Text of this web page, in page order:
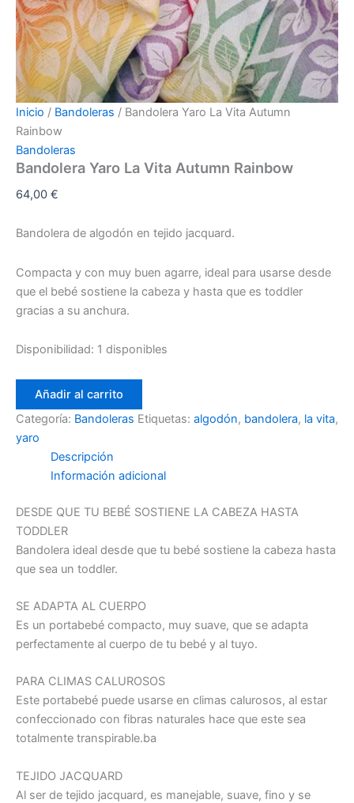
Inicio / Bandoleras / Bandolera Yaro La Vita Autumn
Rainbow
Bandoleras
Bandolera Yaro La Vita Autumn Rainbow
64,00 €
Bandolera de algodón en tejido jacquard.
Compacta y con muy buen agarre, ideal para usarse desde
que el bebé sostiene la cabeza y hasta que es toddler
gracias a su anchura.
Disponibilidad: 1 disponibles
Añadir al carrito
Categoría: Bandoleras Etiquetas: algodón, bandolera, la vita,
yaro
Descripción
Información adicional
DESDE QUE TU BEBÉ SOSTIENE LA CABEZA HASTA
TODDLER
Bandolera ideal desde que tu bebé sostiene la cabeza hasta
que sea un toddler.
SE ADAPTA AL CUERPO
Es un portabebé compacto, muy suave, que se adapta
perfectamente al cuerpo de tu bebé y al tuyo.
PARA CLIMAS CALUROSOS
Este portabebé puede usarse en climas calurosos, al estar
confeccionado con fibras naturales hace que este sea
totalmente transpirable.ba
TEJIDO JACQUARD
Al ser de tejido jacquard, es manejable, suave, fino y se